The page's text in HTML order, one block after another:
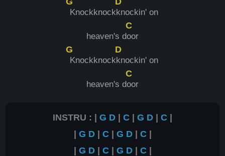
Knockknockknockin' on
heaven's d
C
oor
G
Knockknock
D
knockin' on
heaven's d
C
oor
INSTRU : | G D | C | G D | C |
| G D| C | G D| C |
| G D| C | G D| C |